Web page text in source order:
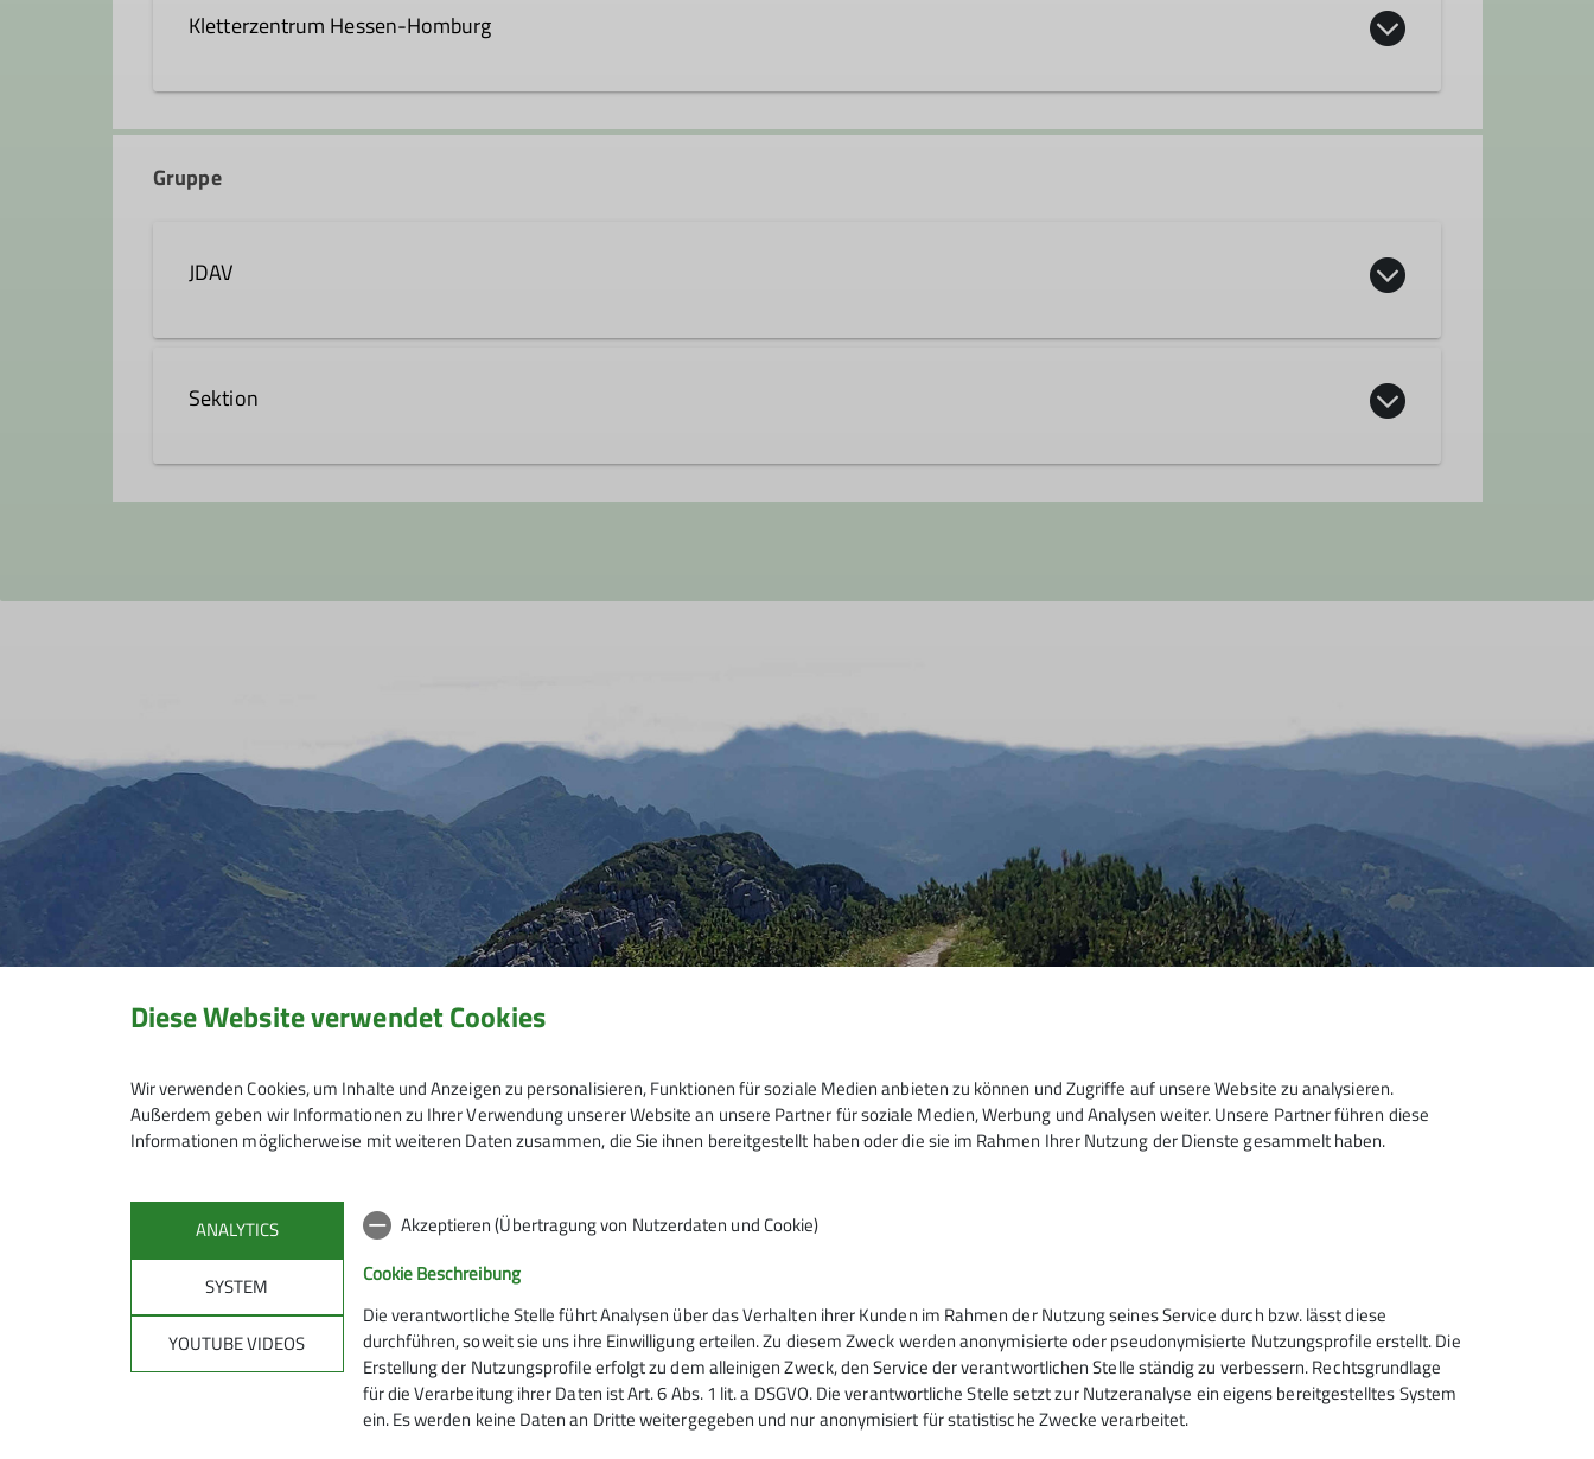
Kletterzentrum Hessen-Homburg
Gruppe
JDAV
Sektion
Mitmachen Klettern
Kletterzentrum
Wasserturm
Service
Kontakt
Mitgliedschaft
Sektion Hanau des Deutschen
Alpenvereins e.V.
Krämerstr. 8
63450 Hanau
Diese Website verwendet Cookies
Wir verwenden Cookies, um Inhalte und Anzeigen zu personalisieren, Funktionen für soziale Medien anbieten zu können und Zugriffe auf unsere Website zu analysieren.
Außerdem geben wir Informationen zu Ihrer Verwendung unserer Website an unsere Partner für soziale Medien, Werbung und Analysen weiter. Unsere Partner führen diese
Informationen möglicherweise mit weiteren Daten zusammen, die Sie ihnen bereitgestellt haben oder die sie im Rahmen Ihrer Nutzung der Dienste gesammelt haben.
ANALYTICS
SYSTEM
YOUTUBE VIDEOS
Akzeptieren (Übertragung von Nutzerdaten und Cookie)
Cookie Beschreibung
Die verantwortliche Stelle führt Analysen über das Verhalten ihrer Kunden im Rahmen der Nutzung seines Service durch bzw. lässt diese
durchführen, soweit sie uns ihre Einwilligung erteilen. Zu diesem Zweck werden anonymisierte oder pseudonymisierte Nutzungsprofile erstellt. Die
Erstellung der Nutzungsprofile erfolgt zu dem alleinigen Zweck, den Service der verantwortlichen Stelle ständig zu verbessern. Rechtsgrundlage
für die Verarbeitung ihrer Daten ist Art. 6 Abs. 1 lit. a DSGVO. Die verantwortliche Stelle setzt zur Nutzeranalyse ein eigens bereitgestelltes System
ein. Es werden keine Daten an Dritte weitergegeben und nur anonymisiert für statistische Zwecke verarbeitet.